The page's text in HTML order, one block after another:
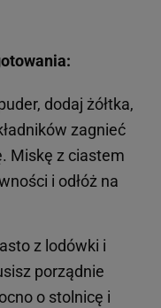
dodaj żółtka,
zagnieć
Miskę z ciastem
i odłóż na
z lodówki i
porządnie
o stolnicę i